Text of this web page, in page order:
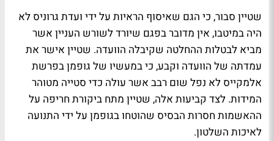
שטיין סבור, כי הגם שאיסוף הראיות על ידי ועדת גרוניס לא
היה במיטבו, אין מדובר בפגם שיורד לשורש העניין אשר
מביא לבטלות ההחלטה שקיבלה הוועדה. שטיין אישר את
עמדתה של הוועדה וקבע, כי במעשיו של גופמן בפרשת
אלמקייס לא נפל שום רבב אשר עולה כדי סטייה מטוהר
המידות. לצד קביעות אלה, שטיין מתח ביקורת חריפה על
ההאשמות חסרות הבסיס שהוטחו בגופמן על ידי התנועה
לאיכות השלטון.